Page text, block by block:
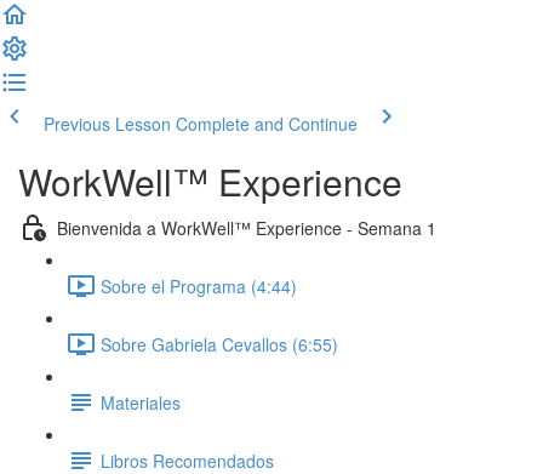
Previous Lesson Complete and Continue
WorkWell™ Experience
Bienvenida a WorkWell™ Experience - Semana 1
Sobre el Programa (4:44)
Sobre Gabriela Cevallos (6:55)
Materiales
Libros Recomendados